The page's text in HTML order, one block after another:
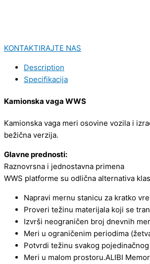
KONTAKTIRAJTE NAS
Description
Specifikacija
Kamionska vaga WWS
Kamionska vaga meri osovine vozila i
bežična verzija.
Glavne prednosti:
Raznovrsna i jednostavna primena
WWS platforme su odlična alternativa
Napravi mernu stanicu za kratko
Proveri težinu materijala koji se
Izvrši neograničen broj dnevnih
Meri u ograničenim periodima
Potvrdi težinu svakog
Meri u malom prostoru.ALIBI